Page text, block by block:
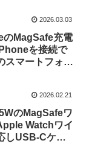
2026.03.03
のMagSafe充電
を接続で
スマートフォン
2026.02.21
のMagSafeワ
Watchワイ
しUSB-Cケー